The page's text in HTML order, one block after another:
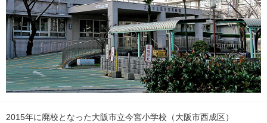
2015年に廃校となった大阪市立今宮小学校（大阪市西成区）